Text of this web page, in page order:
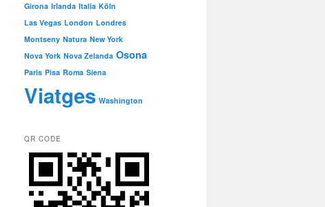
Girona Irlanda Italia Köln
Las Vegas London Londres
Montseny Natura New York
Nova York Nova Zelanda Osona
Paris Pisa Roma Siena
Viatges Washington
QR CODE